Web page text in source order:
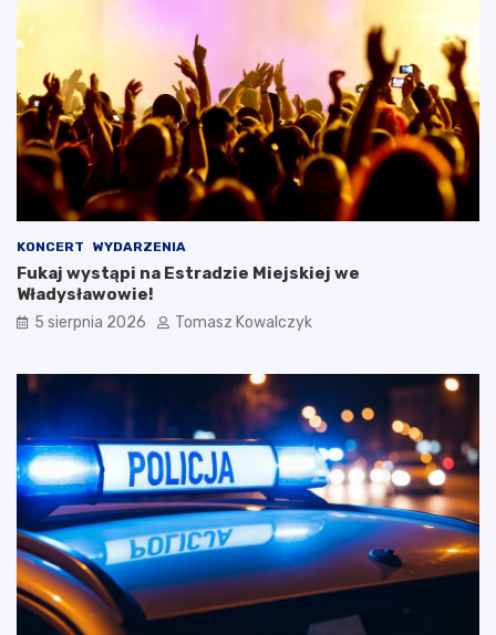
KONCERT WYDARZENIA
Fukaj wystąpi na Estradzie Miejskiej we
Władysławowie!
5 sierpnia 2026 Tomasz Kowalczyk